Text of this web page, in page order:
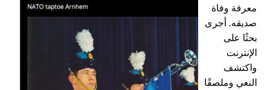
معرفة وفاة
صديقه. أجرى
بحثًا على
الإنترنت
واكتشف
النعي وملصقًا